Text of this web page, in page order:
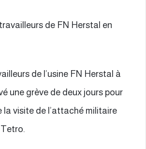
de FN Herstal en
de l’usine FN Herstal à
une grève de deux jours pour
visite de l’attaché militaire